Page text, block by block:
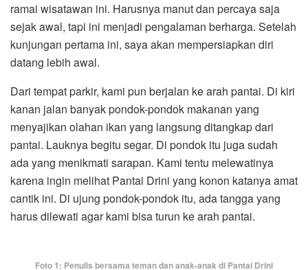
ramai wisatawan ini. Harusnya manut dan percaya saja
sejak awal, tapi ini menjadi pengalaman berharga. Setelah
kunjungan pertama ini, saya akan mempersiapkan diri
datang lebih awal.
Dari tempat parkir, kami pun berjalan ke arah pantai. Di kiri
kanan jalan banyak pondok-pondok makanan yang
menyajikan olahan ikan yang langsung ditangkap dari
pantai. Lauknya begitu segar. Di pondok itu juga sudah
ada yang menikmati sarapan. Kami tentu melewatinya
karena ingin melihat Pantai Drini yang konon katanya amat
cantik ini. Di ujung pondok-pondok itu, ada tangga yang
harus dilewati agar kami bisa turun ke arah pantai.
Foto 1: Penulis bersama teman dan anak-anak di Pantai Drini